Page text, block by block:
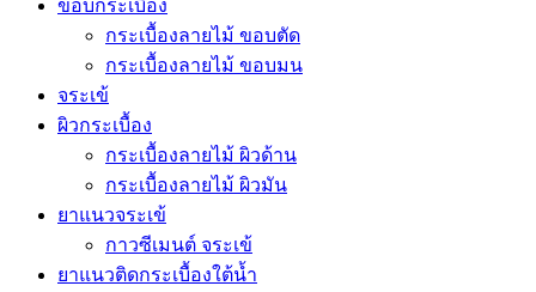
ขอบกระเบื้อง
กระเบื้องลายไม้ ขอบตัด
กระเบื้องลายไม้ ขอบมน
จระเข้
ผิวกระเบื้อง
กระเบื้องลายไม้ ผิวด้าน
กระเบื้องลายไม้ ผิวมัน
ยาแนวจระเข้
กาวซีเมนต์ จระเข้
ยาแนวติดกระเบื้องใต้น้ำ